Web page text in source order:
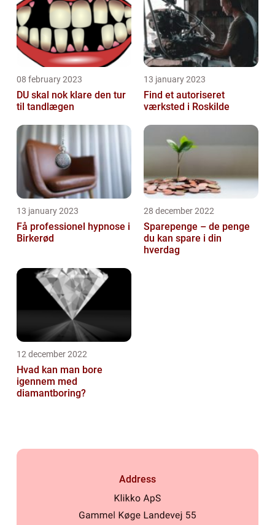
08 february 2023
DU skal nok klare den tur
til tandlægen
13 january 2023
Find et autoriseret
værksted i Roskilde
13 january 2023
Få professionel hypnose i
Birkerød
28 december 2022
Sparepenge – de penge
du kan spare i din
hverdag
12 december 2022
Hvad kan man bore
igennem med
diamantboring?
Address